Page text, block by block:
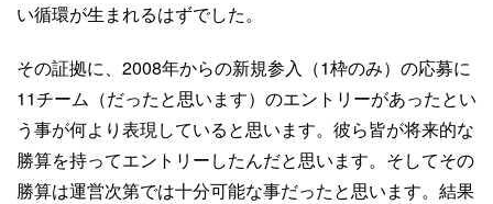
い循環が生まれるはずでした。
その証拠に、2008年からの新規参入（1枠のみ）の応募に
11チーム（だったと思います）のエントリーがあったとい
う事が何より表現していると思います。彼ら皆が将来的な
勝算を持ってエントリーしたんだと思います。そしてその
勝算は運営次第では十分可能な事だったと思います。結果